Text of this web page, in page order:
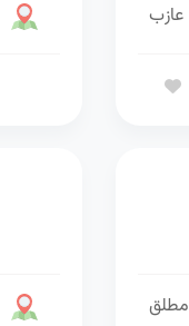
عازب
مطلق